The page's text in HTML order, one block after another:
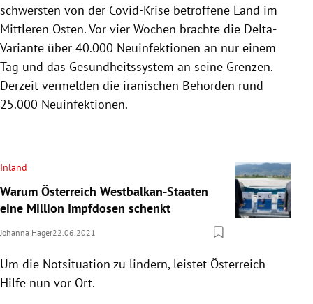
schwersten von der Covid-Krise betroffene Land im
Mittleren Osten. Vor vier Wochen brachte die Delta-
Variante über 40.000 Neuinfektionen an nur einem
Tag und das Gesundheitssystem an seine Grenzen.
Derzeit vermelden die iranischen Behörden rund
25.000 Neuinfektionen.
Inland
Warum Österreich Westbalkan-Staaten
eine Million Impfdosen schenkt
Johanna Hager22.06.2021
Um die Notsituation zu lindern, leistet Österreich
Hilfe nun vor Ort.